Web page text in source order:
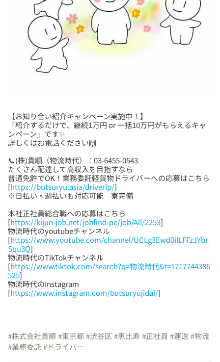
【お知り合い紹介キャンペーン実施中！】
「紹介するだけで、継続1万円 or 一括10万円がもらえるキャ
ンペーン」です✨
📞(株)貴順（物流時代）：03-6455-0543
たくさん配達して高収入を目指すなら
普通免許でOK！業務委託軽貨物ドライバーへの応募はこちら
[https://butsuryu.asia/driverlp/]
本社正社員総合職への応募はこちら
[https://kijun-job.net/jobfind-pc/job/All/2253]
物流時代のyoutubeチャンネル
[https://www.youtube.com/channel/UCLg3Ewd0ilLFFzJYbr
Squ3Q]
物流時代のTikTokチャンネル
[https://www.tiktok.com/search?q=物流時代&t=1717744386
525]
物流時代のInstagram
[https://www.instagram.com/butsuryujidai/]
#株式会社貴順#東京都#渋谷区#恵比寿#正社員 #運送 #物流
#業務委託#ドライバー